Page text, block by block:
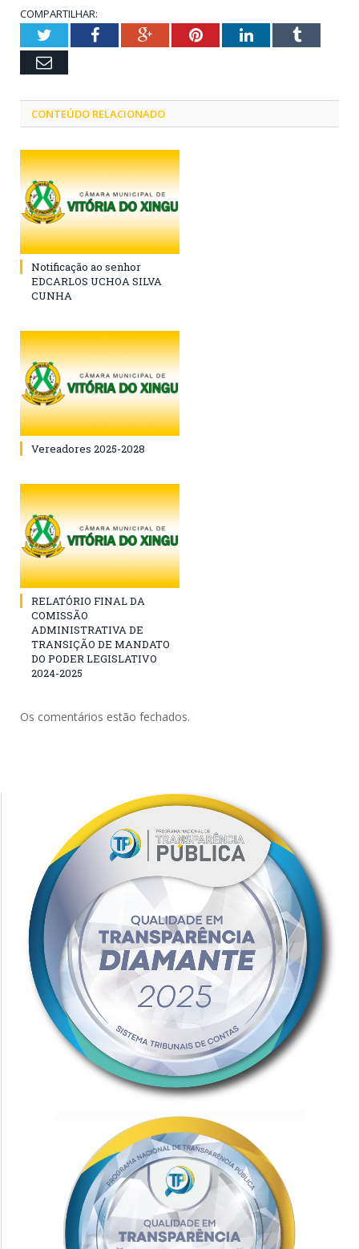
COMPARTILHAR:
TwitterFacebookGoogle+PinterestLinkedInTumblr
Email
CONTEÚDO RELACIONADO
Notificação ao senhor
EDCARLOS UCHOA SILVA
CUNHA
Vereadores 2025-2028
RELATÓRIO FINAL DA
COMISSÃO
ADMINISTRATIVA DE
TRANSIÇÃO DE MANDATO
DO PODER LEGISLATIVO
2024-2025
Os comentários estão fechados.